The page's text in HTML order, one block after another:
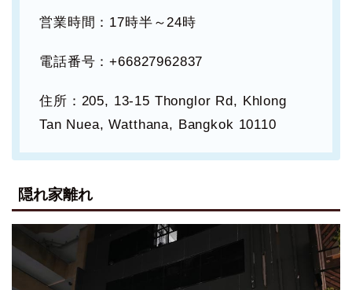
営業時間：17時半～24時
電話番号：+66827962837
住所：205, 13-15 Thonglor Rd, Khlong
Tan Nuea, Watthana, Bangkok 10110
隠れ家離れ